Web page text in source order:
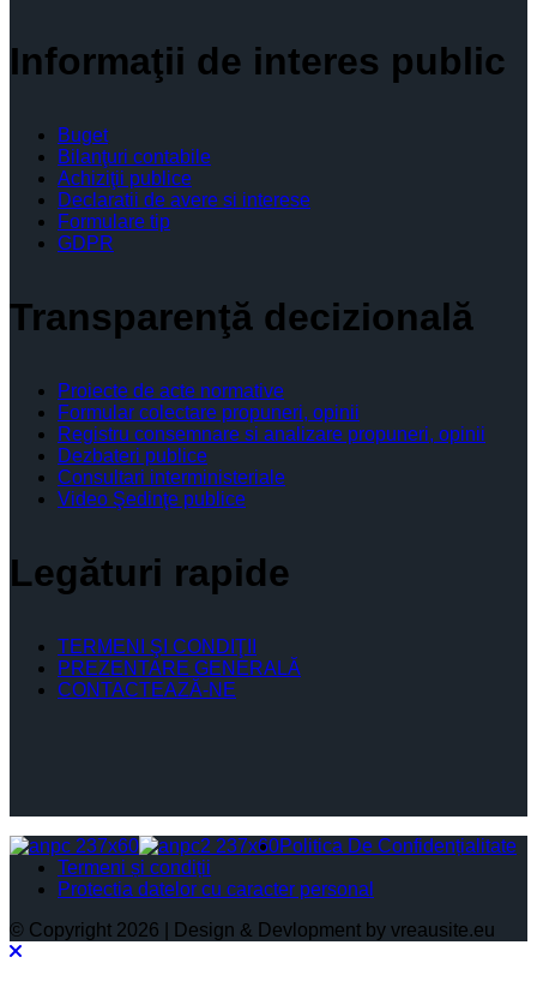
Informaţii de interes public
Buget
Bilanţuri contabile
Achiziţii publice
Declaratii de avere si interese
Formulare tip
GDPR
Transparenţă decizională
Proiecte de acte normative
Formular colectare propuneri, opinii
Registru consemnare si analizare propuneri, opinii
Dezbateri publice
Consultari interministeriale
Video Şedinţe publice
Legături rapide
TERMENI ŞI CONDIŢII
PREZENTARE GENERALĂ
CONTACTEAZĂ-NE
Politica De Confidențialitate
Termeni și condiții
Protectia datelor cu caracter personal
© Copyright 2026 | Design & Devlopment by vreausite.eu